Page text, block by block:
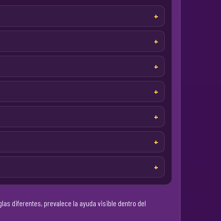
diferentes, prevalece la ayuda visible dentro del